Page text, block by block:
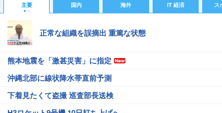
主要 国内 海外 IT 経済 ス
正常な組織を誤摘出 重篤な状態
熊本地震を「激甚災害」に指定
沖縄北部に線状降水帯直前予測
下着見たくて盗撮 巡査部長送検